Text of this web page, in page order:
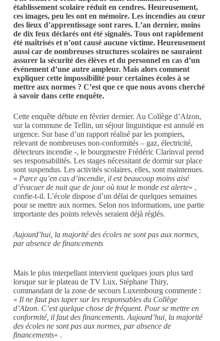
établissement scolaire réduit en cendres. Heureusement,
ces images, peu les ont en mémoire. Les incendies au cœur
des lieux d’apprentissage sont rares. L’an dernier, moins
de dix feux déclarés ont été signalés. Tous ont rapidement
été maîtrisés et n’ont causé aucune victime. Heureusement
aussi car de nombreuses structures scolaires ne sauraient
assurer la sécurité des élèves et du personnel en cas d’un
événement d’une autre ampleur. Mais alors comment
expliquer cette impossibilité pour certaines écoles à se
mettre aux normes ? C’est que ce que nous avons cherché
à savoir dans cette enquête.
Cette enquête débute en février dernier. Au Collège d’Alzon,
sur la commune de Tellin, un séjour linguistique est annulé en
urgence. Sur base d’un rapport réalisé par les pompiers,
relevant de nombreuses non-conformités – gaz, électricité,
détecteurs incendie -, le bourgmestre Frédéric Clarinval prend
ses responsabilités. Les stages nécessitant de dormir sur place
sont suspendus. Les activités scolaires, elles, sont maintenues.
« Parce qu’en cas d’incendie, il est beaucoup moins aisé
d’évacuer de nuit que de jour où tout le monde est alerte« ,
confie-t-il. L’école dispose d’un délai de quelques semaines
pour se mettre aux normes. Selon nos informations, une partie
importante des points relevés seraient déjà réglés.
Aujourd’hui, la majorité des écoles ne sont pas aux normes,
par absence de financements
Mais le plus interpellant intervient quelques jours plus tard
lorsque sur le plateau de TV Lux, Stéphane Thiry,
commandant de la zone de secours Luxembourg commente :
« Il ne faut pas taper sur les responsables du Collège
d’Alzon. C’est quelque chose de fréquent. Pour se mettre en
conformité, il faut des financements. Aujourd’hui, la majorité
des écoles ne sont pas aux normes, par absence de
financements« .